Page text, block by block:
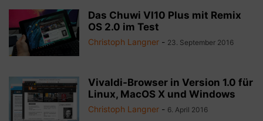
Das Chuwi VI10 Plus mit Remix
OS 2.0 im Test
Christoph Langner - 23. September 2016
Vivaldi-Browser in Version 1.0 für
Linux, MacOS X und Windows
Christoph Langner - 6. April 2016